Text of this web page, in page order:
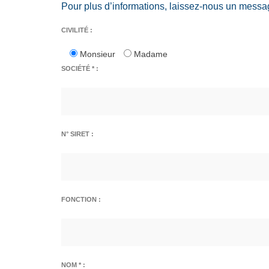
Pour plus d’informations, laissez-nous un
CIVILITÉ :
Monsieur Madame
SOCIÉTÉ * :
N° SIRET :
FONCTION :
NOM * :